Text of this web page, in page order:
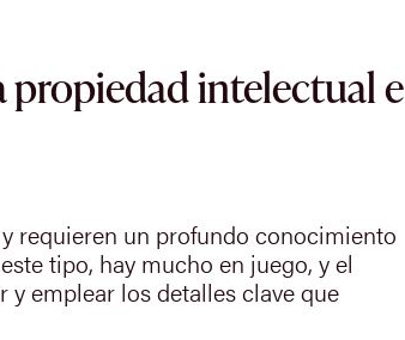
intelectual e
requieren un profundo conocimiento
tipo, hay mucho en juego, y el
emplear los detalles clave que